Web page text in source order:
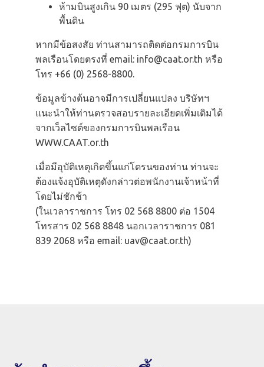
ห้ามบินสูงเกิน 90 เมตร (295 ฟุต) นับจาก
พื้นดิน
หากมีข้อสงสัย ท่านสามารถติดต่อกรมการบิน
พลเรือนโดยตรงที่ email: info@caat.or.th หรือ
โทร +66 (0) 2568-8800.
ข้อมูลข้างต้นอาจมีการเปลี่ยนแปลง บริษัทฯ
แนะนำให้ท่านตรวจสอบรายละเอียดเพิ่มเติมได้
จากเว็ลไซต์ของกรมการบินพลเรือน
WWW.CAAT.or.th
เมื่อมีอุบัติเหตุเกิดขึ้นแก่โดรนของท่าน ท่านจะ
ต้องแจ้งอุบัติเหตุดังกล่าวต่อพนักงานเจ้าหน้าที่
โดยไม่ชักช้า
(ในเวลาราชการ โทร 02 568 8800 ต่อ 1504
โทรสาร 02 568 8848 นอกเวลาราชการ 081
839 2068 หรือ email: uav@caat.or.th)